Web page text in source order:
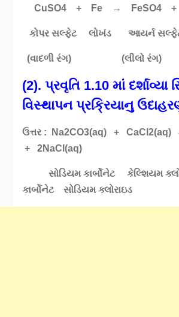
CuSO4 + Fe → FeSO4 +
કોપર સલ્ફેટ લોખંડ આયર્ન
(વાદળી રંગ) (લીલો રંગ)
(2). પ્રવૃતિ 1.10 માં દર્શાવ્યા
વિસ્થાપન પ્રક્રિયાનુ
ઉત્તર : Na2CO3(aq) +
+ 2NaCl(aq)
સોડિયમ કાર્બોનેટ કેલ્શિયમ
કાર્બોનેટ સોડિયમ ક્લોરાઇડ